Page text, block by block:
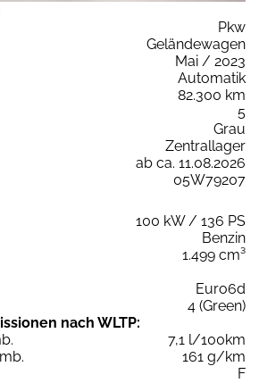
Pkw
Geländewagen
Mai / 2023
Automatik
82.300 km
5
Grau
Zentrallager
ab ca. 11.08.2026
05W79207
100 kW / 136 PS
Benzin
1.499 cm³
Euro6d
4 (Green)
nach WLTP:
7,1 l/100km
161 g/km
F